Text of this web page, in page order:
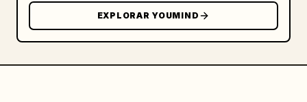
EXPLORAR YOUMIND